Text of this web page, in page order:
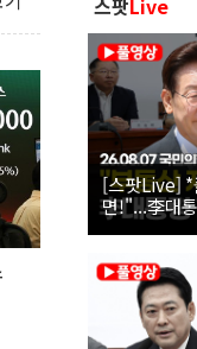
스팟Live
[스팟Live] *
면!"...李대
| 26.08.07
위원회 전